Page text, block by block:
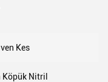
Kes
Köpük Nitril